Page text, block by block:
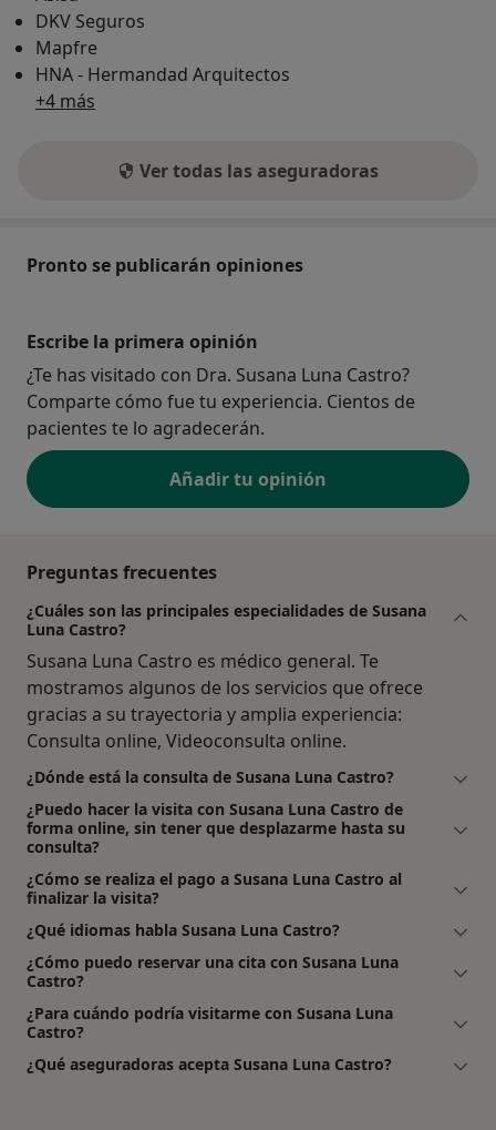
DKV Seguros
Mapfre
HNA - Hermandad Arquitectos
+4 más
Ver todas las aseguradoras
Pronto se publicarán opiniones
Escribe la primera opinión
¿Te has visitado con Dra. Susana Luna Castro?
Comparte cómo fue tu experiencia. Cientos de
pacientes te lo agradecerán.
Añadir tu opinión
Preguntas frecuentes
¿Cuáles son las principales especialidades de Susana
Luna Castro?
Susana Luna Castro es médico general. Te
mostramos algunos de los servicios que ofrece
gracias a su trayectoria y amplia experiencia:
Consulta online, Videoconsulta online.
¿Dónde está la consulta de Susana Luna Castro?
¿Puedo hacer la visita con Susana Luna Castro de
forma online, sin tener que desplazarme hasta su
consulta?
¿Cómo se realiza el pago a Susana Luna Castro al
finalizar la visita?
¿Qué idiomas habla Susana Luna Castro?
¿Cómo puedo reservar una cita con Susana Luna
Castro?
¿Para cuándo podría visitarme con Susana Luna
Castro?
¿Qué aseguradoras acepta Susana Luna Castro?